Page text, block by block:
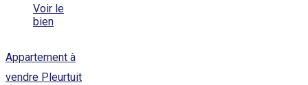
Voir le
bien
Appartement à
vendre Pleurtuit